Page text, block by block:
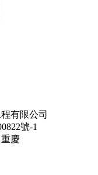
有限公司
號-1
重慶